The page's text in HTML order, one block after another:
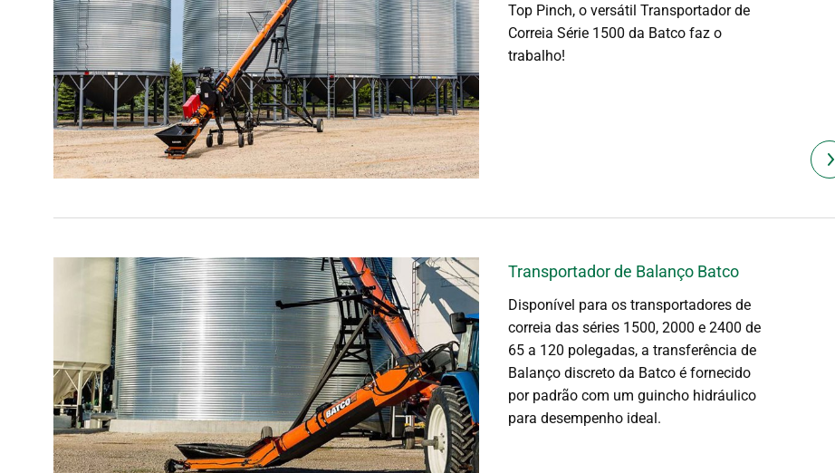
Top Pinch, o versátil Transportador de
Correia Série 1500 da Batco faz o
trabalho!
Transportador de Balanço Batco
Disponível para os transportadores de
correia das séries 1500, 2000 e 2400 de
65 a 120 polegadas, a transferência de
Balanço discreto da Batco é fornecido
por padrão com um guincho hidráulico
para desempenho ideal.